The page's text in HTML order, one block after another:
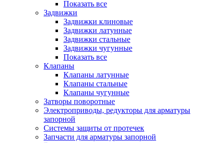
Показать все
Задвижки
Задвижки клиновые
Задвижки латунные
Задвижки стальные
Задвижки чугунные
Показать все
Клапаны
Клапаны латунные
Клапаны стальные
Клапаны чугунные
Затворы поворотные
Электроприводы, редукторы для арматуры
запорной
Системы защиты от протечек
Запчасти для арматуры запорной